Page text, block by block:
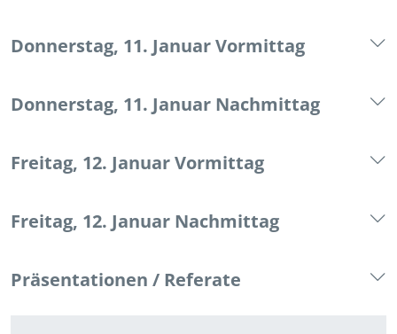
Donnerstag, 11. Januar Vormittag
Donnerstag, 11. Januar Nachmittag
Freitag, 12. Januar Vormittag
Freitag, 12. Januar Nachmittag
Präsentationen / Referate